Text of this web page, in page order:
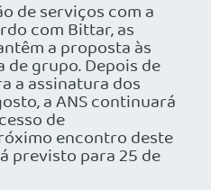
de serviços com a
com Bittar, as
a proposta às
de grupo. Depois de
a assinatura dos
a ANS continuará
de
encontro deste
previsto para 25 de